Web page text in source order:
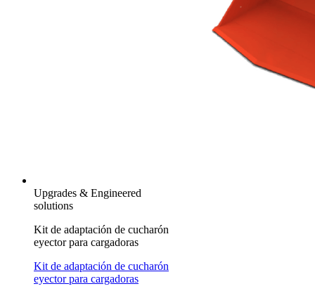
Upgrades & Engineered
solutions
Kit de adaptación de cucharón
eyector para cargadoras
Kit de adaptación de cucharón
eyector para cargadoras